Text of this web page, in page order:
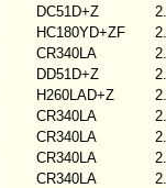
DC51D+Z
HC180YD+ZF
CR340LA
DD51D+Z
H260LAD+Z
CR340LA
CR340LA
CR340LA
CR340LA